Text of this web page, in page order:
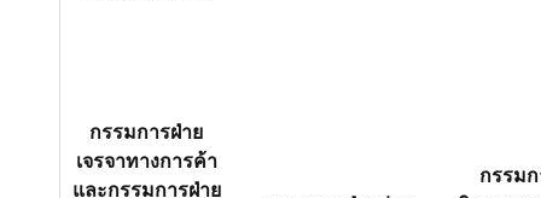
กรรมการฝ่าย
เจรจาทางการค้า
และกรรมการฝ่าย
กรรม